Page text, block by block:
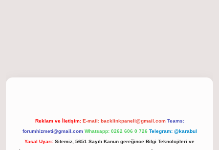
Reklam ve İletişim: E-mail: backlinkpaneli@gmail.com Teams:
forumhizmeti@gmail.com Whatsapp: 0262 606 0 726 Telegram: @karabul
Yasal Uyarı: Sitemiz, 5651 Sayılı Kanun gereğince Bilgi Teknolojileri ve